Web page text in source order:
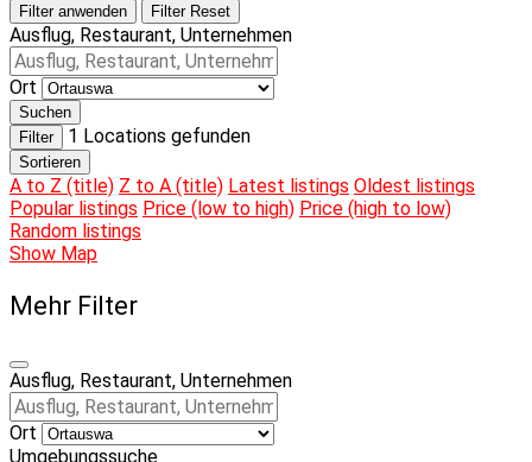
Filter anwenden Filter Reset
Ausflug, Restaurant, Unternehmen
Ort
Suchen
Filter
1 Locations gefunden
Sortieren
A to Z (title) Z to A (title) Latest listings Oldest listings
Popular listings Price (low to high) Price (high to low)
Random listings
Show Map
Mehr Filter
Ausflug, Restaurant, Unternehmen
Ort
Umgebungssuche